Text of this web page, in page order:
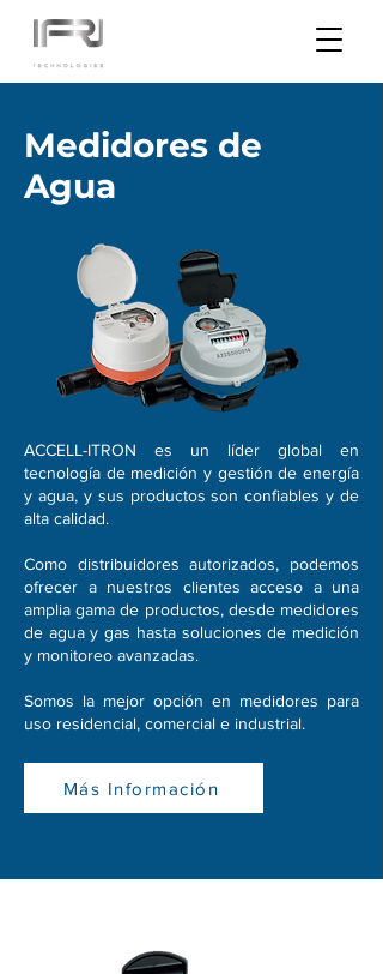
Medidores de
Agua
ACCELL-ITRON es un líder global en
tecnología de medición y gestión de energía
y agua, y sus productos son confiables y de
alta calidad.
Como distribuidores autorizados, podemos
ofrecer a nuestros clientes acceso a una
amplia gama de productos, desde medidores
de agua y gas hasta soluciones de medición
y monitoreo avanzadas.
Somos la mejor opción en medidores para
uso residencial, comercial e industrial.
Más Información